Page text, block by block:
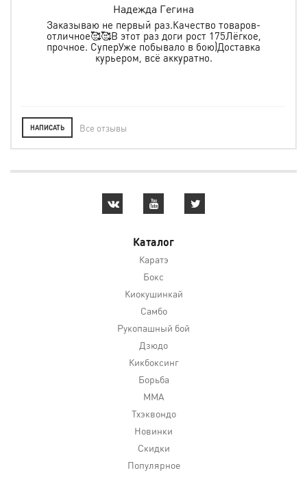
Надежда Гегина
Заказываю не первый раз.Качество товаров-
отличное🥰🥰В этот раз доги рост 175Лёгкое,
прочное. СуперУже побывало в бою)Доставка
курьером, всё аккуратно.
НАПИСАТЬ Все отзывы
Каталог
Каратэ
Бокс
Киокушинкай
Самбо
Рукопашный бой
Дзюдо
Кикбоксинг
Борьба
MMA
Тхэквондо
Новинки
Скидки
Популярное